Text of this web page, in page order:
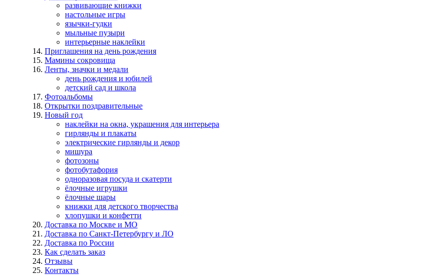
развивающие книжки
настольные игры
язычки-гудки
мыльные пузыри
интерьерные наклейки
Приглашения на день рождения
Мамины сокровища
Ленты, значки и медали
день рождения и юбилей
детский сад и школа
Фотоальбомы
Открытки поздравительные
Новый год
наклейки на окна, украшения для интерьера
гирлянды и плакаты
электрические гирлянды и декор
мишура
фотозоны
фотобутафория
одноразовая посуда и скатерти
ёлочные игрушки
ёлочные шары
книжки для детского творчества
хлопушки и конфетти
Доставка по Москве и МО
Доставка по Санкт-Петербургу и ЛО
Доставка по России
Как сделать заказ
Отзывы
Контакты